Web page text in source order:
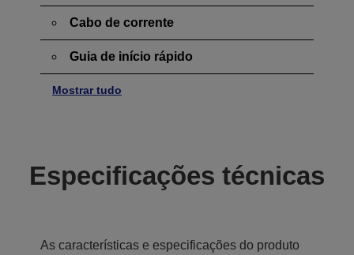
Cabo de corrente
Guia de início rápido
Mostrar tudo
Especificações técnicas
As características e especificações do produto